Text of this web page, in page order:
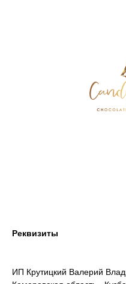
Реквизиты
ИП Крутицкий Валерий